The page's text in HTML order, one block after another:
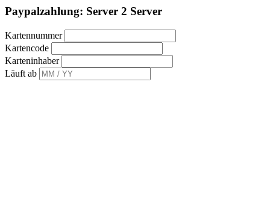
Paypalzahlung: Server 2 Server
Kartennummer
Kartencode
Karteninhaber
Läuft ab